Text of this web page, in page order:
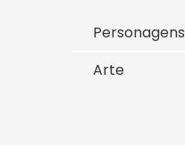
Personagens
Arte